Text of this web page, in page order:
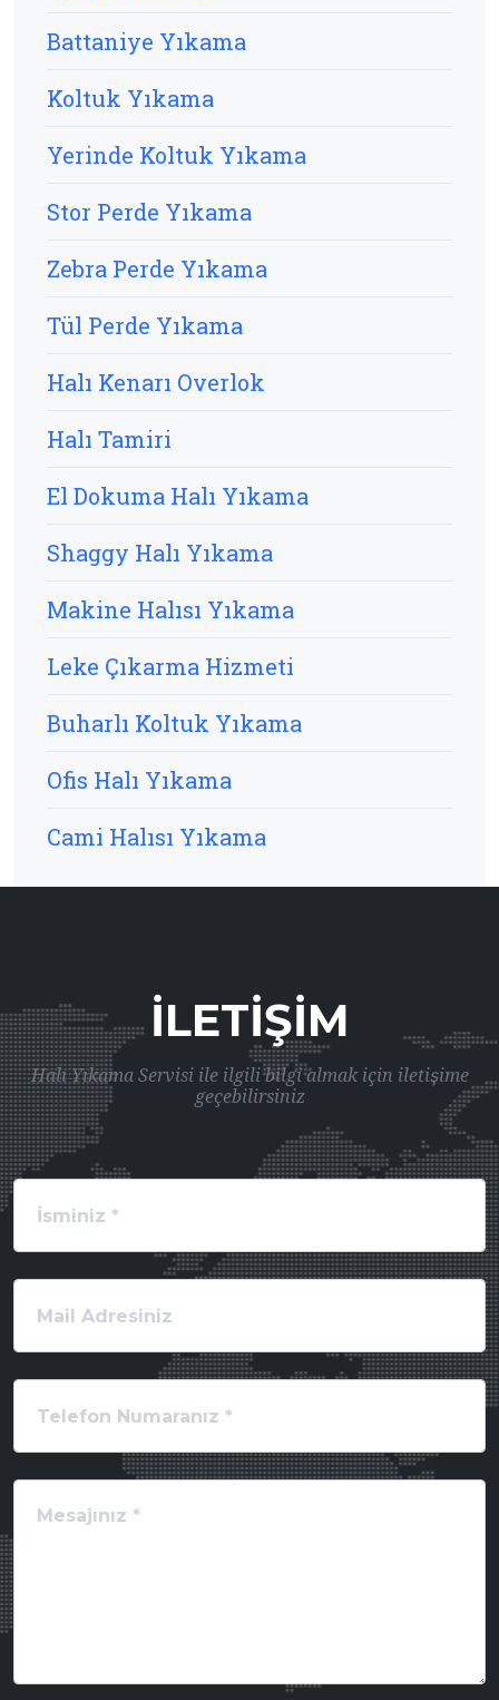
Battaniye Yıkama
Koltuk Yıkama
Yerinde Koltuk Yıkama
Stor Perde Yıkama
Zebra Perde Yıkama
Tül Perde Yıkama
Halı Kenarı Overlok
Halı Tamiri
El Dokuma Halı Yıkama
Shaggy Halı Yıkama
Makine Halısı Yıkama
Leke Çıkarma Hizmeti
Buharlı Koltuk Yıkama
Ofis Halı Yıkama
Cami Halısı Yıkama
İLETIŞIM
Halı Yıkama Servisi ile ilgili bilgi almak için iletişime
geçebilirsiniz